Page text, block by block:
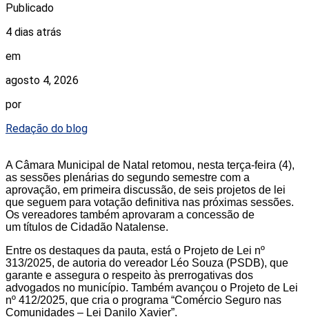
Publicado
4 dias atrás
em
agosto 4, 2026
por
Redação do blog
A Câmara Municipal de Natal retomou, nesta terça-feira (4),
as sessões plenárias do segundo semestre com a
aprovação, em primeira discussão, de seis projetos de lei
que seguem para votação definitiva nas próximas sessões.
Os vereadores também aprovaram a concessão de
um títulos de Cidadão Natalense.
Entre os destaques da pauta, está o Projeto de Lei nº
313/2025, de autoria do vereador Léo Souza (PSDB), que
garante e assegura o respeito às prerrogativas dos
advogados no município. Também avançou o Projeto de Lei
nº 412/2025, que cria o programa “Comércio Seguro nas
Comunidades – Lei Danilo Xavier”.